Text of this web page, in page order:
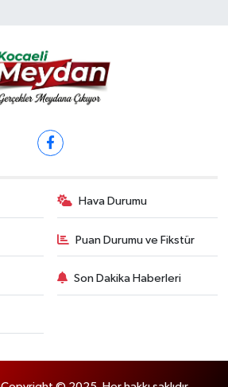
Hava Durumu
Puan Durumu ve Fikstür
Son Dakika Haberleri